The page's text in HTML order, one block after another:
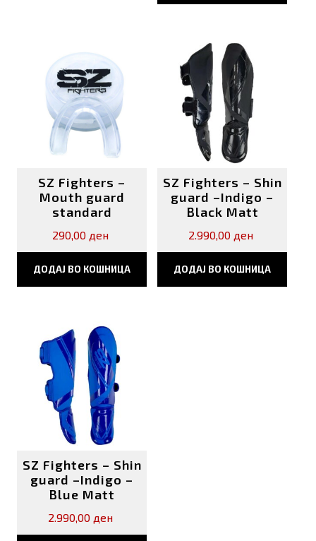
SZ Fighters –
Mouth guard
standard
290,00 ден
ДОДАЈ ВО КОШНИЦА
SZ Fighters – Shin
guard –Indigo –
Black Matt
2.990,00 ден
ДОДАЈ ВО КОШНИЦА
SZ Fighters – Shin
guard –Indigo –
Blue Matt
2.990,00 ден